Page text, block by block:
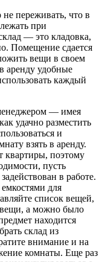
переживать, что в
при
— это кладовка,
Помещение сдается
вещи в своем
аренду удобные
каждый
— имея
удачно разместить
и
взять в аренду.
квартиры, поэтому
пусть
в работе.
для
список вещей,
вещи, а можно было
находится
склад из
внимание и на
комнаты. Еще раз